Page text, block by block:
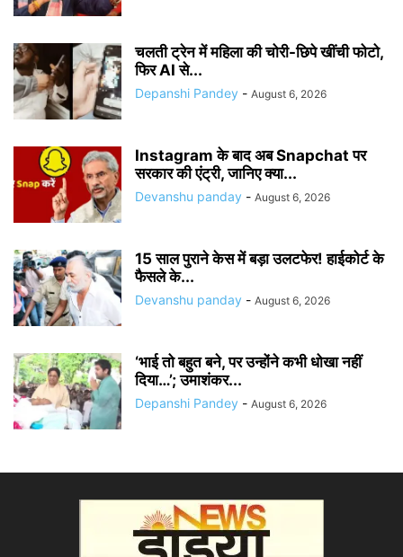
चलती ट्रेन में महिला की चोरी-छिपे खींची फोटो,
फिर AI से...
Depanshi Pandey - August 6, 2026
Instagram के बाद अब Snapchat पर
सरकार की एंट्री, जानिए क्या...
Devanshu panday - August 6, 2026
15 साल पुराने केस में बड़ा उलटफेर! हाईकोर्ट के
फैसले के...
Devanshu panday - August 6, 2026
‘भाई तो बहुत बने, पर उन्होंने कभी धोखा नहीं
दिया…’; उमाशंकर...
Depanshi Pandey - August 6, 2026